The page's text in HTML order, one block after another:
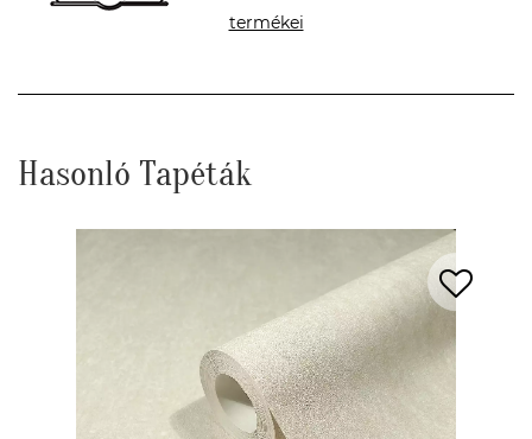
termékei
Hasonló Tapéták